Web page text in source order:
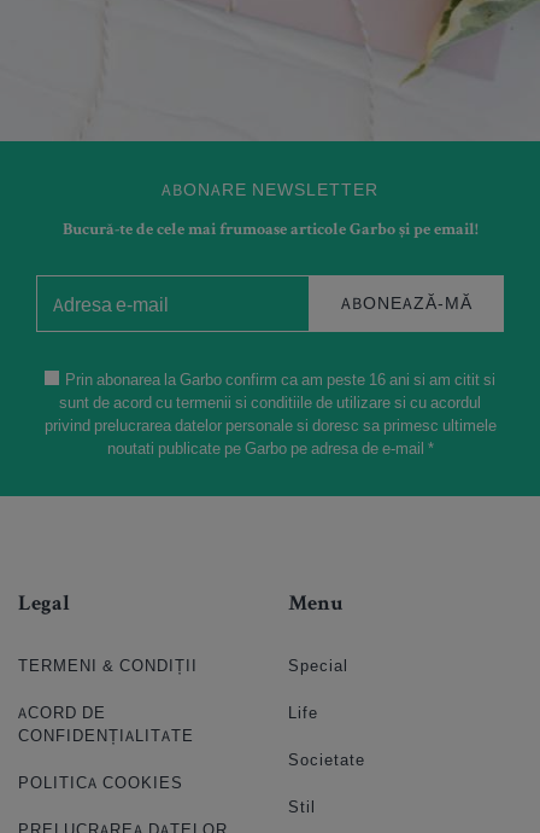
ABONARE NEWSLETTER
Bucură-te de cele mai frumoase articole Garbo și pe email!
ABONEAZĂ-MĂ
Prin abonarea la Garbo confirm ca am peste 16 ani si am citit si
sunt de acord cu termenii si conditiile de utilizare si cu acordul
privind prelucrarea datelor personale si doresc sa primesc ultimele
noutati publicate pe Garbo pe adresa de e-mail *
Legal
TERMENI & CONDIȚII
ACORD DE
CONFIDENȚIALITATE
POLITICA COOKIES
Menu
Special
Life
Societate
Stil